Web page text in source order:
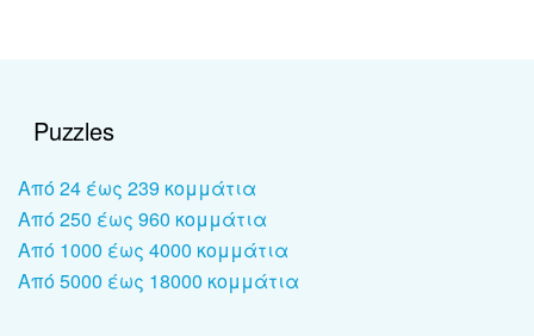
Puzzles
Από 24 έως 239 κομμάτια
Από 250 έως 960 κομμάτια
Από 1000 έως 4000 κομμάτια
Από 5000 έως 18000 κομμάτια